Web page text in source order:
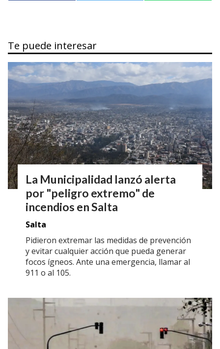
Te puede interesar
La Municipalidad lanzó alerta
por "peligro extremo" de
incendios en Salta
Salta
Pidieron extremar las medidas de prevención
y evitar cualquier acción que pueda generar
focos ígneos. Ante una emergencia, llamar al
911 o al 105.